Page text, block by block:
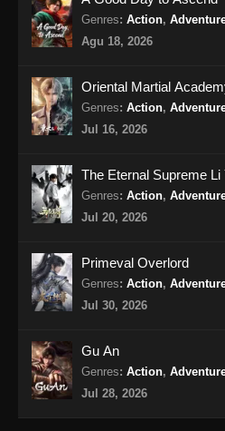
Dragon Prince
Eps 17 - Dragon
Subtitle
Eps 18 -
Indonesia
Eps 19 -
Subtitle
Indonesia
Eps 20 - Dragon
Subtitle
Genres: Action,
Agu 18, 2026
Oriental Martial
Genres: Action,
Jul 16, 2026
The Eternal Supreme Li
Genres: Action,
Jul 20, 2026
Primeval Overlord
Genres: Action,
Jul 30, 2026
Gu An
Genres: Action,
Jul 28, 2026